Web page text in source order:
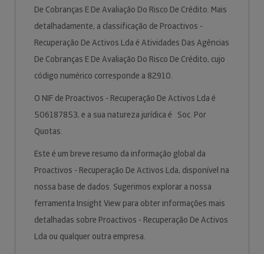
De Cobranças E De Avaliação Do Risco De Crédito. Mais
detalhadamente, a classificação de Proactivos -
Recuperação De Activos Lda é Atividades Das Agências
De Cobranças E De Avaliação Do Risco De Crédito, cujo
código numérico corresponde a 82910.
O NIF de Proactivos - Recuperação De Activos Lda é
506187853, e a sua natureza jurídica é Soc. Por
Quotas.
Este é um breve resumo da informação global da
Proactivos - Recuperação De Activos Lda, disponível na
nossa base de dados. Sugerimos explorar a nossa
ferramenta Insight View para obter informações mais
detalhadas sobre Proactivos - Recuperação De Activos
Lda ou qualquer outra empresa.